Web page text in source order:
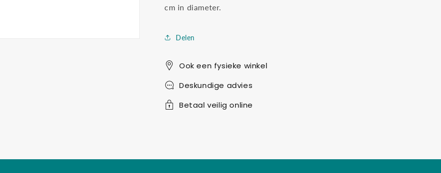
cm in diameter.
Delen
Ook een fysieke winkel
Deskundige advies
Betaal veilig online